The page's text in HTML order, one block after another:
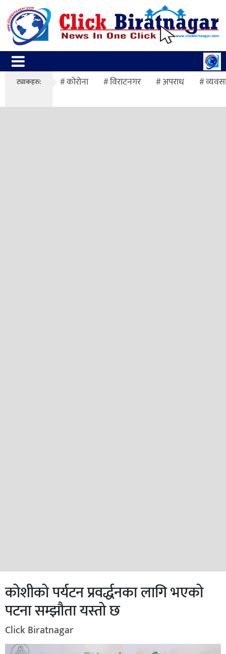
ट्याकहरु: कोरोना विराटनगर अपराध
कोशीको पर्यटन प्रवर्द्धनका लागि भएको
पटना सम्झौता यस्तो छ
Click Biratnagar